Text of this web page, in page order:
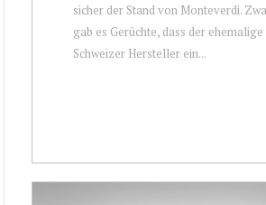
sicher der Stand von Monteverdi.
gab es Gerüchte, dass der ehemalige
Schweizer Hersteller ein...